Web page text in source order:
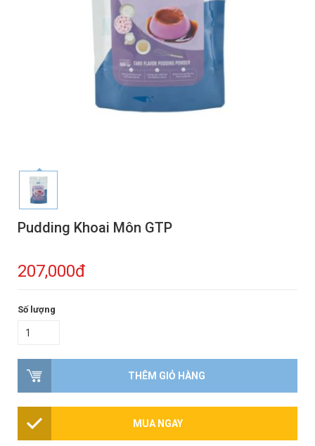
Pudding Khoai Môn GTP
207,000đ
Số lượng
THÊM GIỎ HÀNG
MUA NGAY